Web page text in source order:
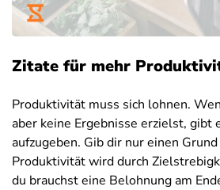
Zitate für mehr
Produktivität muss sich lohnen.
aber keine Ergebnisse erzielst, gibt
aufzugeben. Gib dir nur einen
Produktivität wird durch
du brauchst eine Belohnung am